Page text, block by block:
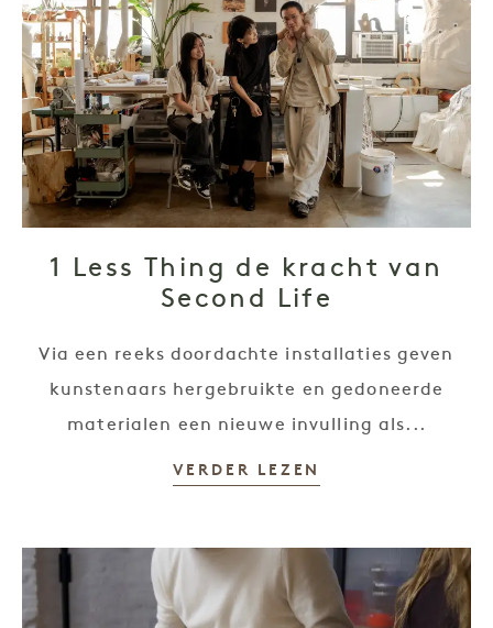
1 Less Thing de kracht van
Second Life
Via een reeks doordachte installaties geven
kunstenaars hergebruikte en gedoneerde
materialen een nieuwe invulling als...
VERDER LEZEN